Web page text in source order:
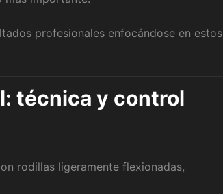
profesionales enfocándose en estos
técnica y control
rodillas ligeramente flexionadas,